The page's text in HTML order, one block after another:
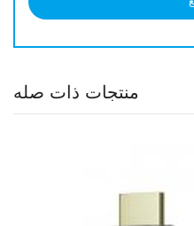
منتجات ذات صله